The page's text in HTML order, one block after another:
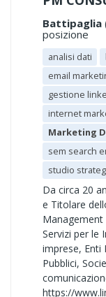
Battipaglia
posizione
analisi dati
email
gestione
internet
Marketing
sem search
studio
Da circa 20
e Titolare
Management
Servizi per le
imprese, Enti
Pubblici,
https://